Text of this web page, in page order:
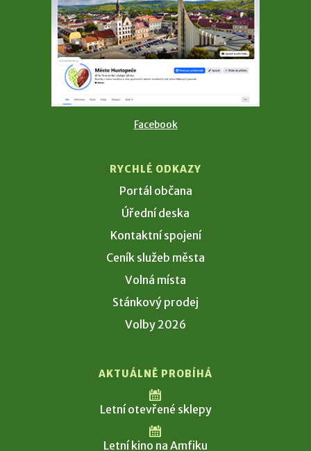
Facebook
RYCHLÉ ODKAZY
Portál občana
Úřední deska
Kontaktní spojení
Ceník služeb města
Volná místa
Stánkový prodej
Volby 2026
AKTUÁLNĚ PROBÍHÁ
Letní otevřené sklepy
Letní kino na Amfiku